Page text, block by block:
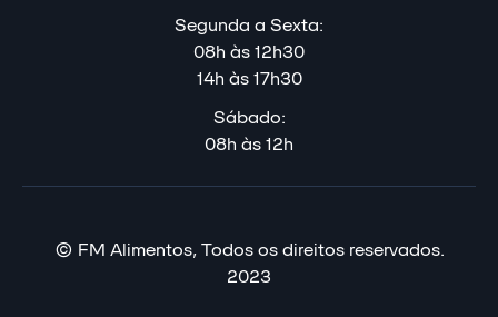
Segunda a Sexta:
08h às 12h30
14h às 17h30
Sábado:
08h às 12h
© FM Alimentos, Todos os direitos reservados.
2023